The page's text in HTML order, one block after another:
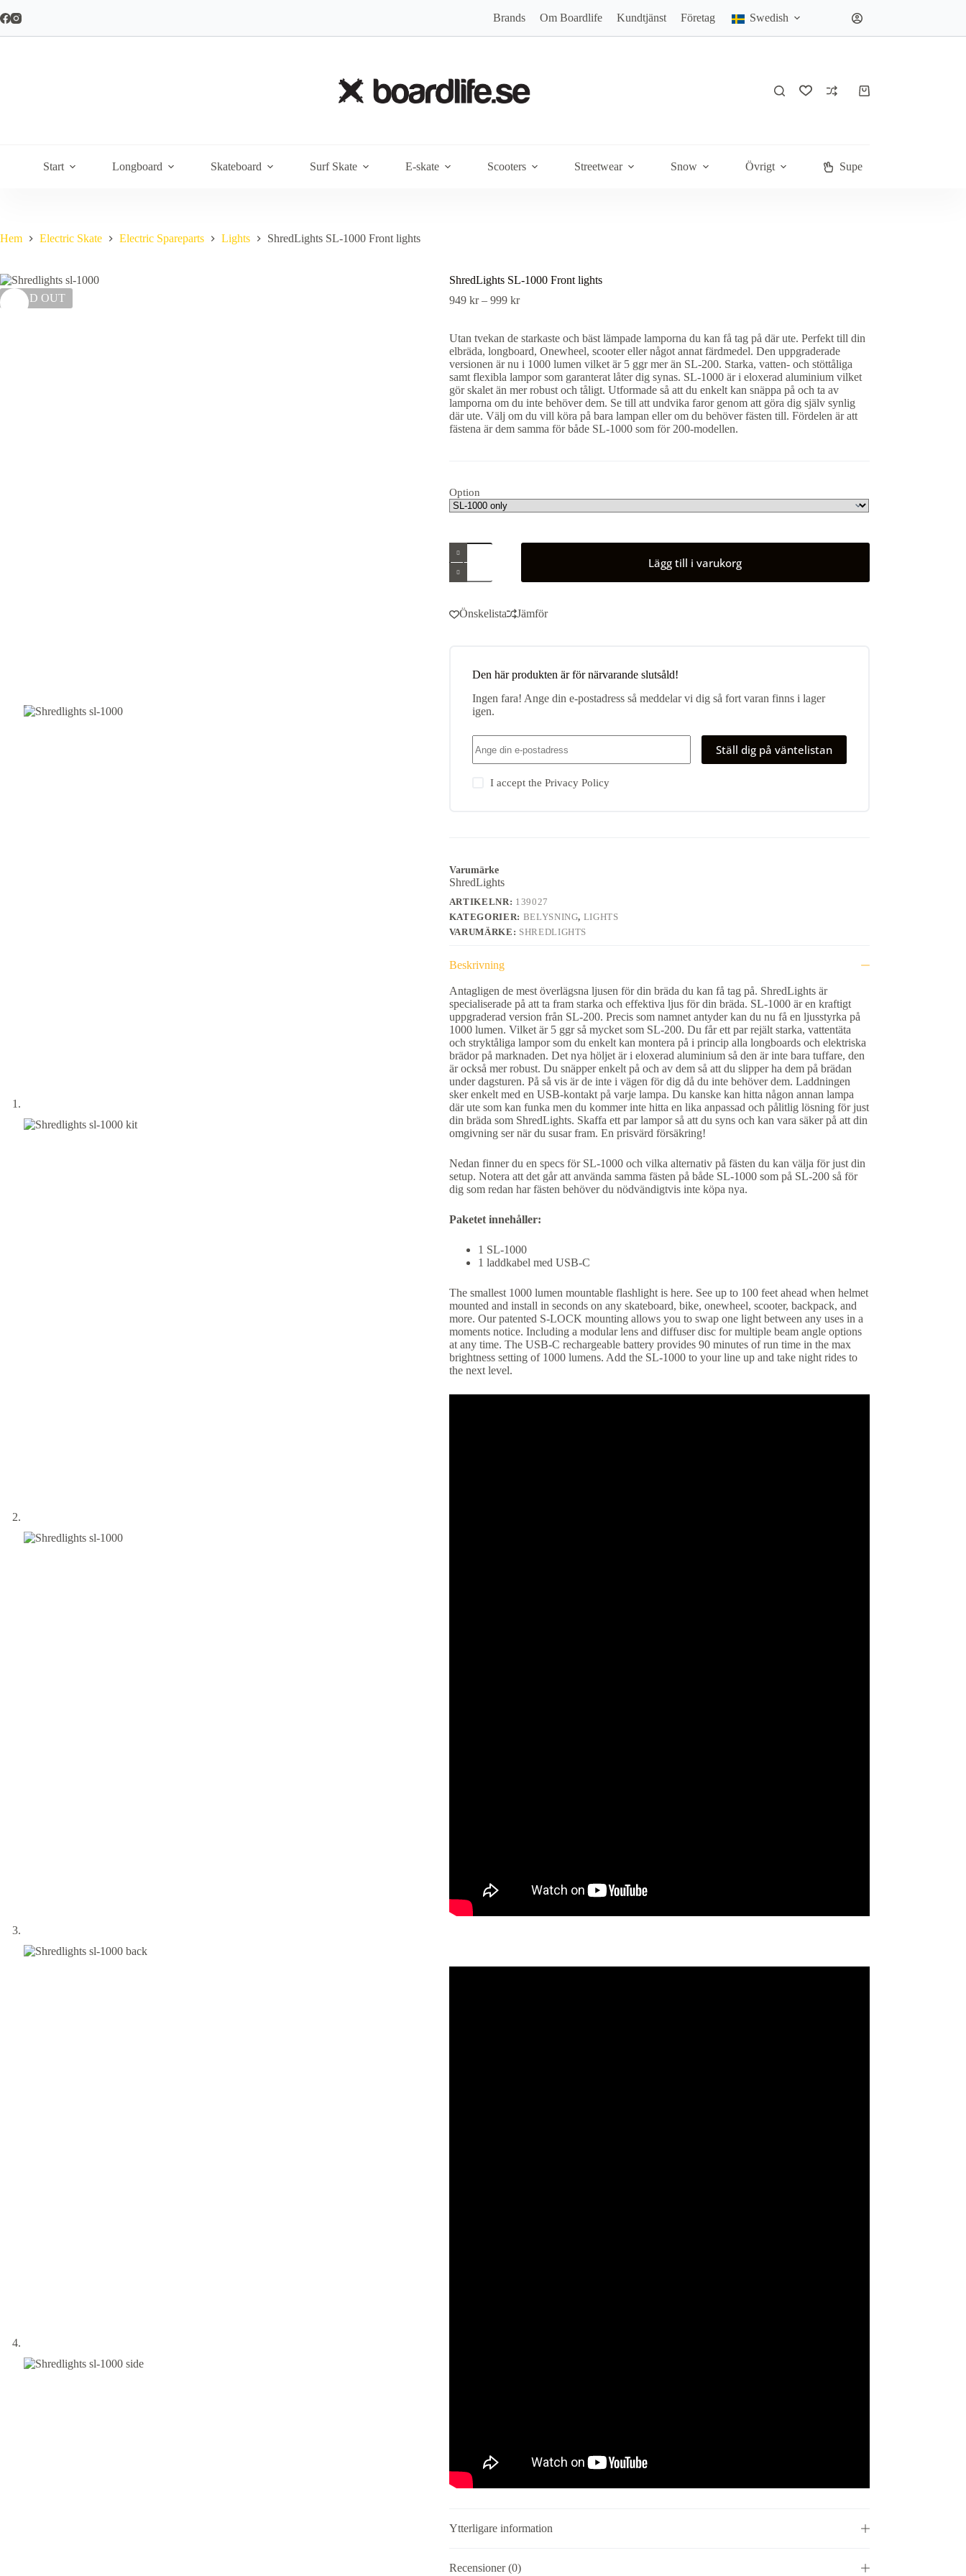
till
Brands Om Boardlife Kundtjänst Företag Swedish
Varukorg
Start Longboard Skateboard Surf Skate E-skate Scooters Streetwear Snow Övrigt Super Deals
Hem Electric Skate Electric Spareparts Lights ShredLights SL-1000 Front lights
SOLD OUT
ShredLights SL-1000 Front lights
949 kr – 999 krPrisintervall:
999 kr
Utan tvekan de starkaste och bäst lämpade lamporna du kan få tag på där ute. Perfekt till din
elbräda, longboard, Onewheel, scooter eller något annat färdmedel. Den uppgraderade
versionen är nu i 1000 lumen vilket är 5 ggr mer än SL-200. Starka, vatten- och stöttåliga
samt flexibla lampor som garanterat låter dig synas. SL-1000 är i eloxerad aluminium vilket
gör skalet än mer robust och tåligt. Utformade så att du enkelt kan snäppa på och ta av
lamporna om du inte behöver dem. Se till att undvika faror genom att göra dig själv synlig
där ute. Välj om du vill köra på bara lampan eller om du behöver fästen till. Fördelen är att
fästena är dem samma för både SL-1000 som för 200-modellen.
Option
ShredLights
SL-
1000
Front
mängd
Lägg till i varukorg
Önskelista Jämför
Den här produkten är för närvarande slutsåld!
Ingen fara! Ange din e-postadress så meddelar vi dig så fort varan finns i lager
igen.
Ställ dig på väntelistan
I accept thePrivacy Policy
Varumärke
ShredLights
ARTIKELNR: 139027
KATEGORIER: BELYSNING, LIGHTS
VARUMÄRKE: SHREDLIGHTS
Beskrivning
Antagligen de mest överlägsna ljusen för din bräda du kan få tag på. ShredLights är
specialiserade på att ta fram starka och effektiva ljus för din bräda. SL-1000 är en kraftigt
uppgraderad version från SL-200. Precis som namnet antyder kan du nu få en ljusstyrka på
1000 lumen. Vilket är 5 ggr så mycket som SL-200. Du får ett par rejält starka, vattentäta
och stryktåliga lampor som du enkelt kan montera på i princip alla longboards och elektriska
brädor på marknaden. Det nya höljet är i eloxerad aluminium så den är inte bara tuffare, den
är också mer robust. Du snäpper enkelt på och av dem så att du slipper ha dem på brädan
under dagsturen. På så vis är de inte i vägen för dig då du inte behöver dem. Laddningen
sker enkelt med en USB-kontakt på varje lampa. Du kanske kan hitta någon annan lampa
där ute som kan funka men du kommer inte hitta en lika anpassad och pålitlig lösning för just
din bräda som ShredLights. Skaffa ett par lampor så att du syns och kan vara säker på att din
omgivning ser när du susar fram. En prisvärd försäkring!
Nedan finner du en specs för SL-1000 och vilka alternativ på fästen du kan välja för just din
setup. Notera att det går att använda samma fästen på både SL-1000 som på SL-200 så för
dig som redan har fästen behöver du nödvändigtvis inte köpa nya.
Paketet innehåller:
1 SL-1000
1 laddkabel med USB-C
The smallest 1000 lumen mountable flashlight is here. See up to 100 feet ahead when helmet
mounted and install in seconds on any skateboard, bike, onewheel, scooter, backpack, and
more. Our patented S-LOCK mounting allows you to swap one light between any uses in a
moments notice. Including a modular lens and diffuser disc for multiple beam angle options
at any time. The USB-C rechargeable battery provides 90 minutes of run time in the max
brightness setting of 1000 lumens. Add the SL-1000 to your line up and take night rides to
the next level.
Ytterligare information
Recensioner (0)